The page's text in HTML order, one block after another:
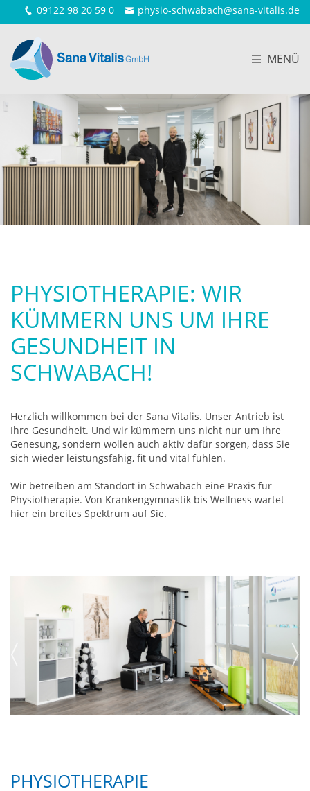
09122 98 20 59 0 physio-schwabach@sana-vitalis.de
MENÜ
PHYSIOTHERAPIE: WIR
KÜMMERN UNS UM IHRE
GESUNDHEIT IN
SCHWABACH!
Herzlich willkommen bei der Sana Vitalis. Unser Antrieb ist
Ihre Gesundheit. Und wir kümmern uns nicht nur um Ihre
Genesung, sondern wollen auch aktiv dafür sorgen, dass Sie
sich wieder leistungsfähig, fit und vital fühlen.
Wir betreiben am Standort in Schwabach eine Praxis für
Physiotherapie. Von Krankengymnastik bis Wellness wartet
hier ein breites Spektrum auf Sie.
PHYSIOTHERAPIE